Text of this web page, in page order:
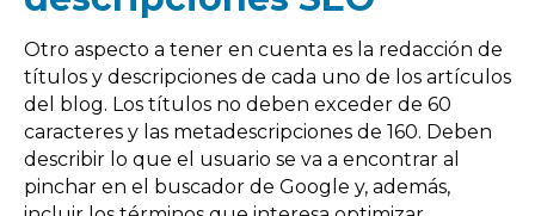
Otro aspecto a tener en cuenta es la redacción de
títulos y descripciones de cada uno de los artículos
del blog. Los títulos no deben exceder de 60
caracteres y las metadescripciones de 160. Deben
describir lo que el usuario se va a encontrar al
pinchar en el buscador de Google y, además,